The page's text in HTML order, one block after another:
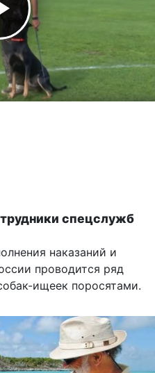
спецслужб
наказаний и
проводится ряд
ищеек поросятами.